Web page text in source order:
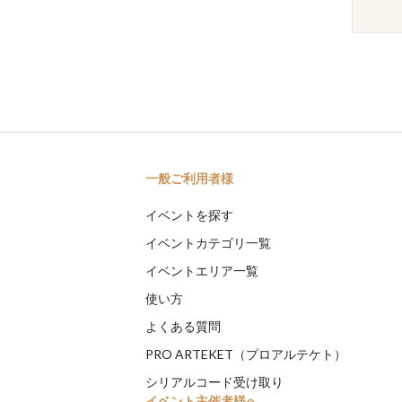
一般ご利用者様
イベントを探す
イベントカテゴリ一覧
イベントエリア一覧
使い方
よくある質問
PRO ARTEKET（プロアルテケト）
シリアルコード受け取り